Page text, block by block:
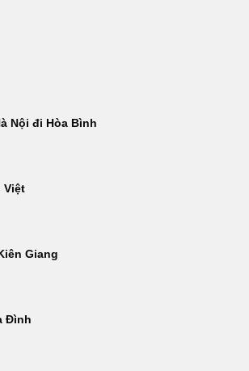
Nội đi Hòa Bình
Việt
Giang
Đình